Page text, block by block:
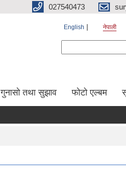
027540473
English नेपाली
गुनासो तथा सुझाव फोटो एल्बम